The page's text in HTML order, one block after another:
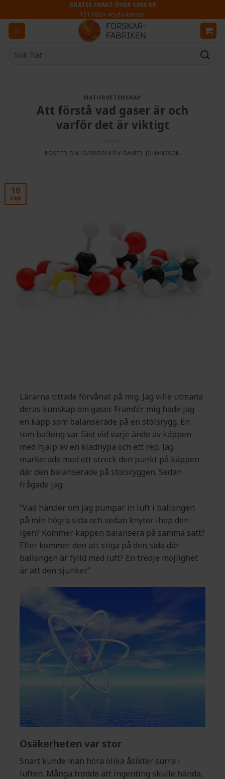
to
content
GRATIS FRAKT ÖVER 1000 KR
151.000+ nöjda kunder
Sök
NATURVETENSKAP
Att förstå vad gaser är och
varför det är viktigt
POSTED ON 10/09/2019 BY DANIEL JOHANSSON
10
sep
Lärarna tittade förvånat på mig. Jag ville utmana
deras kunskap om gaser. Framför mig hade jag
en käpp som balanserade på en stolsrygg. En
tom ballong var fäst vid varje ände av käppen
med hjälp av en klädnypa och ett rep. Jag
markerade med ett streck den punkt på käppen
där den balanserade på stolsryggen. Sedan
frågade jag:
”Vad händer om jag pumpar in luft i ballongen
på min högra sida och sedan knyter ihop den
igen? Kommer käppen balansera på samma sätt?
Eller kommer den att stiga på den sida där
ballongen är fylld med luft? En tredje möjlighet
är att den sjunker.”
Osäkerheten var stor
Snart kunde man höra olika åsikter surra i
luften. Många trodde att ingenting skulle hända,